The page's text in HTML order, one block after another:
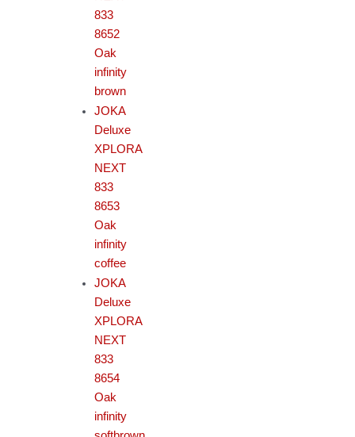
833
8652
Oak
infinity
brown
JOKA
Deluxe
XPLORA
NEXT
833
8653
Oak
infinity
coffee
JOKA
Deluxe
XPLORA
NEXT
833
8654
Oak
infinity